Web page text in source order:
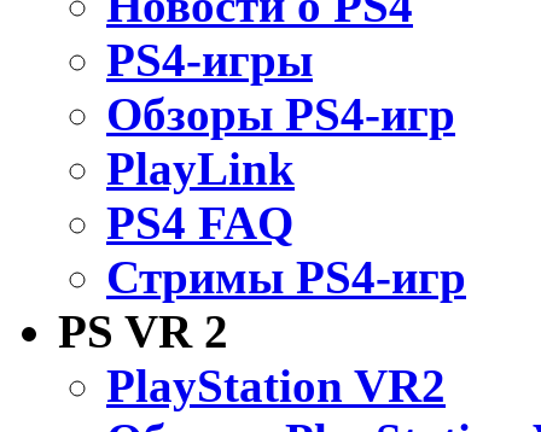
PS4-игры
Обзоры PS4-игр
PlayLink
PS4 FAQ
Стримы PS4-игр
PS VR 2
PlayStation VR2